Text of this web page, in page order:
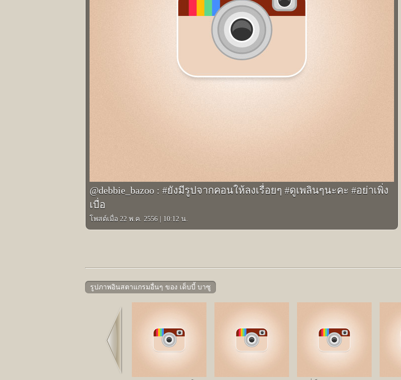
@debbie_bazoo : #ยังมีรูปจากคอนให้ลงเรื่อยๆ #ดูเพลินๆนะคะ #อย่าเพิ่ง
เบื่อ
โพสต์เมื่อ 22 พ.ค. 2556 10:12 น.
รูปภาพอินสตาแกรมอื่นๆ ของ เด็บบี้ บาซู